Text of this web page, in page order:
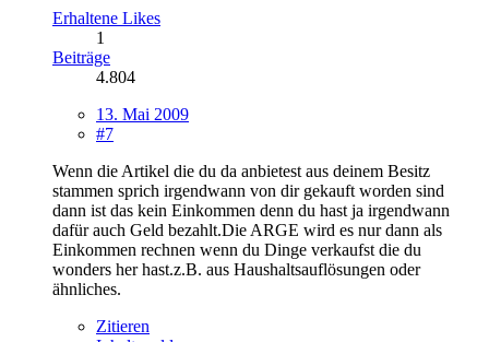
Erhaltene Likes
1
Beiträge
4.804
13. Mai 2009
#7
Wenn die Artikel die du da anbietest aus deinem Besitz
stammen sprich irgendwann von dir gekauft worden sind
dann ist das kein Einkommen denn du hast ja irgendwann
dafür auch Geld bezahlt.Die ARGE wird es nur dann als
Einkommen rechnen wenn du Dinge verkaufst die du
wonders her hast.z.B. aus Haushaltsauflösungen oder
ähnliches.
Zitieren